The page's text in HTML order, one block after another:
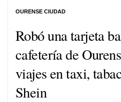
Robó una tarjeta
cafetería de
viajes en taxi,
Shein
OURENSE CIUDAD